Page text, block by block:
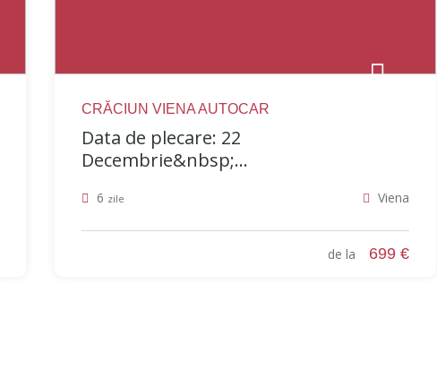
CRĂCIUN VIENA AUTOCAR
Data de plecare: 22
Decembrie&nbsp;...
6 zile Viena
de la 699 €